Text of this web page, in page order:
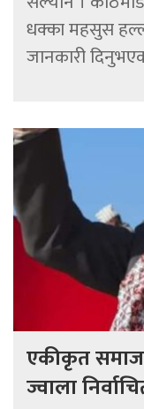
धक्का महसुस
जानकारी
एकीकृत
ज्वाला